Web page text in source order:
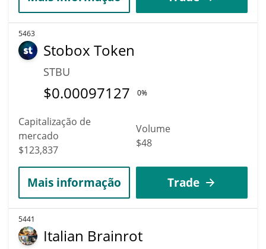
5463
Stobox Token
STBU
$0.00097127 0%
Capitalização de
mercado
$123,837
Volume
$48
Mais informação Trade
5441
Italian Brainrot